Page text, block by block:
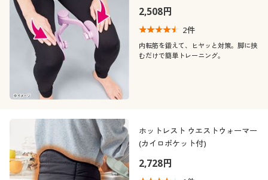
2,508円
2件
内転筋を鍛えて、ヒヤッと対策。脚に挟
むだけで簡単トレーニング。
ホットレスト ウエストウォーマー
(カイロポケット付)
2,728円